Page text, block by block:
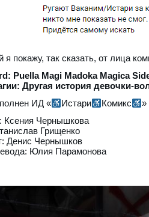
я покажу, так сказать, от лица
Puella Magi Madoka Magica
Другая история девочки-
ИД «
Истари Комикс
»
Ксения Чернышкова
Грищенко
Денис Чернышков
Юлия Парамонова